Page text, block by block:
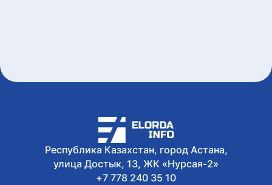
Как очищают реку Есиль от
водорослей, тины и мусора в Астане
Республика Казахстан, город Астана,
улица Достык, 13, ЖК «Нурсая-2»
+7 778 240 35 10